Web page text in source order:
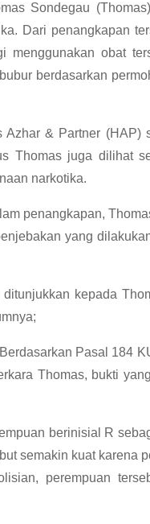
Sondegau
Dari penangkapan
obat
berdasarkan
& Partner (HAP)
Thomas juga dilihat
narkotika.
penangkapan,
yang
kepada
Pasal 184
Thomas, bukti
berinisial R
semakin kuat karena
perempuan